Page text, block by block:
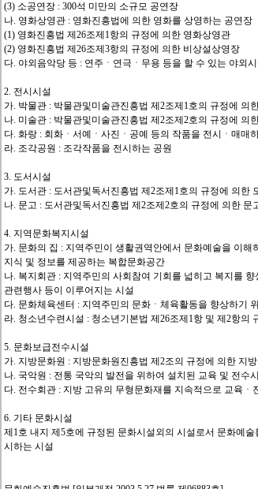
(3) 소공연장 : 300석 미만의 소규모 공연장
나. 영화상영관 : 영화진흥법에 의한 영화를 상영하는 공연장
(1) 영화진흥법 제26조제1항의 규정에 의한 영화상영관
(2) 영화진흥법 제26조제3항의 규정에 의한 비상설상영장
다. 야외음악당 등 : 연주ㆍ연극ㆍ무용 등을 할 수 있는 야외
2. 전시시설
가. 박물관 : 박물관및미술관진흥법 제2조제1호의 규정에 의
나. 미술관 : 박물관및미술관진흥법 제2조제2호의 규정에 의
다. 화랑 : 회화ㆍ서예ㆍ사진ㆍ공예 등의 작품을 전시ㆍ매매
라. 조각공원 : 조각작품을 전시하는 공원
3. 도서시설
가. 도서관 : 도서관및독서진흥법 제2조제1호의 규정에 의한
나. 문고 : 도서관및독서진흥법 제2조제2호의 규정에 의한 문
4. 지역문화복지시설
가. 문화의 집 : 지역주민이 생활권역안에서 문화예술을 이
지식 및 정보를 제공하는 복합문화공간
나. 복지회관 : 지역주민의 사회참여 기회를 넓히고 복지를
관련행사 등이 이루어지는 시설
다. 문화체육센터 : 지역주민의 문화ㆍ체육활동을 향상하기
라. 청소년수련시설 : 청소년기본법 제26조제1항 및 제2항의
5. 문화보급전수시설
가. 지방문화원 : 지방문화원진흥법 제2조의 규정에 의한 지
나. 국악원 : 전통 국악의 발전을 위하여 설치된 교육 및 전수
다. 전수회관 : 지방 고유의 무형문화재를 지속적으로 교육ㆍ
6. 기타 문화시설
제1호 내지 제5호에 규정된 문화시설외의 시설로서 문화예
시하는 시설